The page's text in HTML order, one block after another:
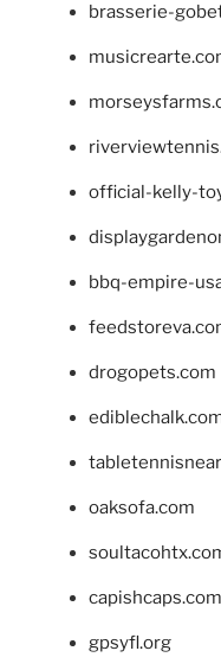
brasserie-
official-kelly-
bbq-empire-
drogopets.com
oaksofa.com
capishcaps.com
gpsyfl.org